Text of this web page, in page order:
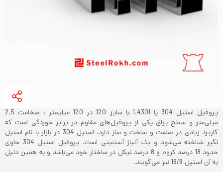
پروفیل استیل 304 یا 1.4301 با سایز 120 در 120 میلیمتر ، ضخامت 2.5
میلی‌متر و سطح براق یکی از پروفیل‌های مقاوم در برابر خوردگی است که
کاربرد زیادی در صنعت و ساخت و ساز دارد. استیل 304 در بازار با نام استیل
نگیر شناخته می‌شود و یک آلیاژ آستنیتی است. پروفیل استیل 304 حاوی
حدود 18 درصد کروم و 8 درصد نیکل در ساختار خود می‌باشد و به همین دلیل
به آن استیل 18/8 نیز می‌گویند.